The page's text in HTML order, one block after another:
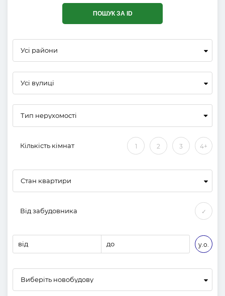
ПОШУК ЗА ID
Усі райони
Усі вулиці
Кількість кімнат 1 2 3 4+
Стан квартири
Від забудовника ✓
від до у.о.
Виберіть новобудову